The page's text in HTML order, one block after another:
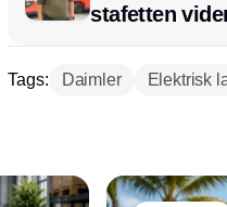
stafetten
Tags: Daimler Elektrisk